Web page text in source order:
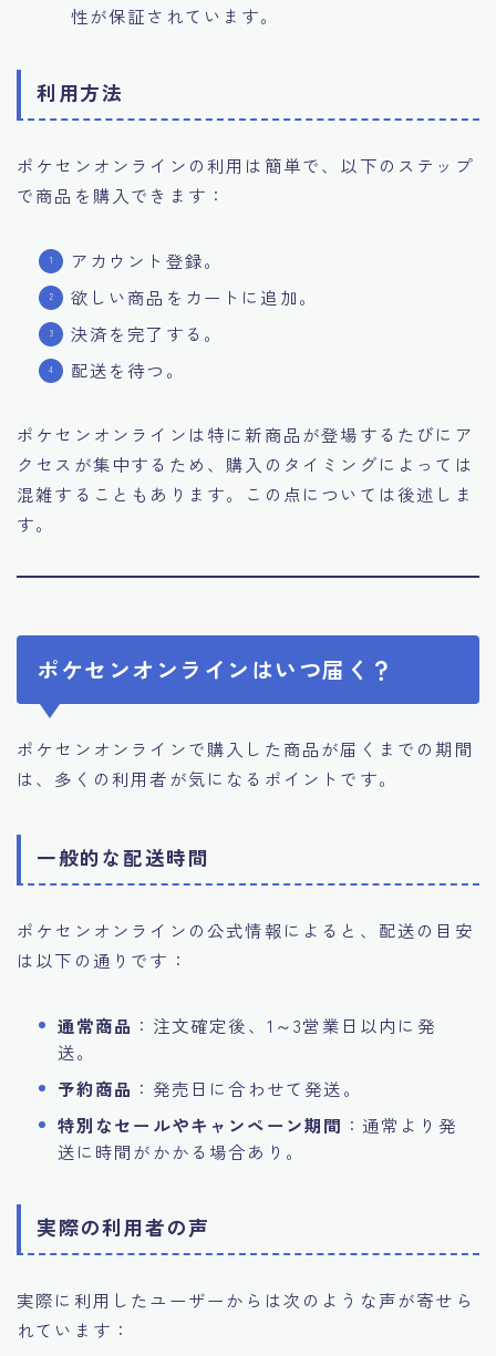
性が保証されています。
利用方法
ポケセンオンラインの利用は簡単で、以下のステップ
で商品を購入できます：
アカウント登録。
欲しい商品をカートに追加。
決済を完了する。
配送を待つ。
ポケセンオンラインは特に新商品が登場するたびにア
クセスが集中するため、購入のタイミングによっては
混雑することもあります。この点については後述しま
す。
ポケセンオンラインはいつ届く？
ポケセンオンラインで購入した商品が届くまでの期間
は、多くの利用者が気になるポイントです。
一般的な配送時間
ポケセンオンラインの公式情報によると、配送の目安
は以下の通りです：
通常商品 ：注文確定後、1～3営業日以内に発
送。
予約商品 ：発売日に合わせて発送。
特別なセールやキャンペーン期間 ：通常より発
送に時間がかかる場合あり。
実際の利用者の声
実際に利用したユーザーからは次のような声が寄せら
れています：